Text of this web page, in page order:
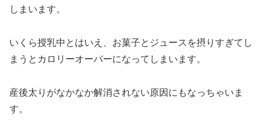
しまいます。
いくら授乳中とはいえ、お菓子とジュースを摂りすぎてし
まうとカロリーオーバーになってしまいます。
産後太りがなかなか解消されない原因にもなっちゃいま
す。